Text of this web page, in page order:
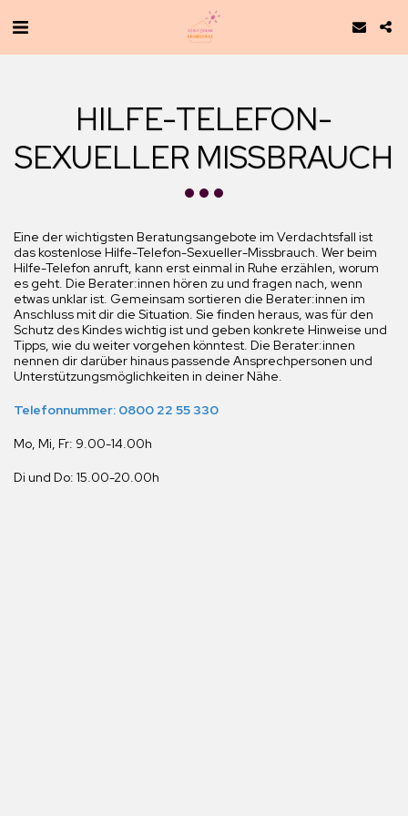
HILFE-TELEFON-
SEXUELLER MISSBRAUCH
Eine der wichtigsten Beratungsangebote im Verdachtsfall ist
das kostenlose Hilfe-Telefon-Sexueller-Missbrauch. Wer beim
Hilfe-Telefon anruft, kann erst einmal in Ruhe erzählen, worum
es geht. Die Berater:innen hören zu und fragen nach, wenn
etwas unklar ist. Gemeinsam sortieren die Berater:innen im
Anschluss mit dir die Situation. Sie finden heraus, was für den
Schutz des Kindes wichtig ist und geben konkrete Hinweise und
Tipps, wie du weiter vorgehen könntest. Die Berater:innen
nennen dir darüber hinaus passende Ansprechpersonen und
Unterstützungsmöglichkeiten in deiner Nähe.
Telefonnummer: 0800 22 55 330
Mo, Mi, Fr: 9.00-14.00h
Di und Do: 15.00-20.00h